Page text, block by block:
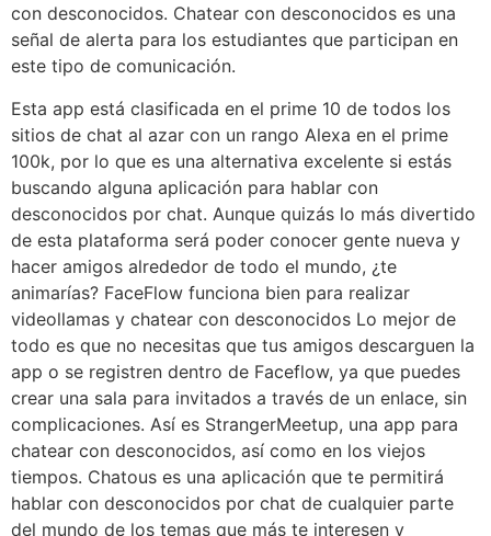
con desconocidos. Chatear con desconocidos es una
señal de alerta para los estudiantes que participan en
este tipo de comunicación.
Esta app está clasificada en el prime 10 de todos los
sitios de chat al azar con un rango Alexa en el prime
100k, por lo que es una alternativa excelente si estás
buscando alguna aplicación para hablar con
desconocidos por chat. Aunque quizás lo más divertido
de esta plataforma será poder conocer gente nueva y
hacer amigos alrededor de todo el mundo, ¿te
animarías? FaceFlow funciona bien para realizar
videollamas y chatear con desconocidos Lo mejor de
todo es que no necesitas que tus amigos descarguen la
app o se registren dentro de Faceflow, ya que puedes
crear una sala para invitados a través de un enlace, sin
complicaciones. Así es StrangerMeetup, una app para
chatear con desconocidos, así como en los viejos
tiempos. Chatous es una aplicación que te permitirá
hablar con desconocidos por chat de cualquier parte
del mundo de los temas que más te interesen y